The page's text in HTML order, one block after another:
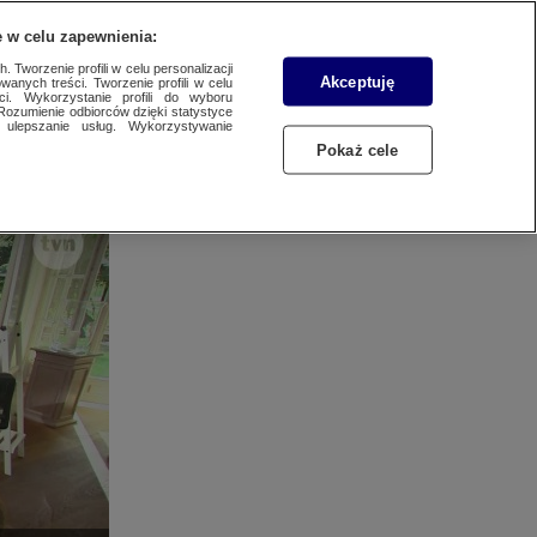
blokami
w celu zapewnienia:
Tworzenie profili w celu personalizacji
treści. Tworzenie profili w celu
Wykorzystanie profili do wyboru
odbiorców dzięki statystyce
usług. Wykorzystywanie
Akceptuję
Pokaż cele